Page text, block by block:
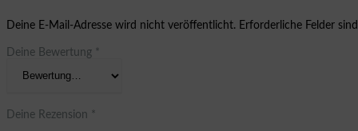
Deine E-Mail-Adresse wird nicht veröffentlicht. Erforderliche Felder
Deine Bewertung *
Deine Rezension *